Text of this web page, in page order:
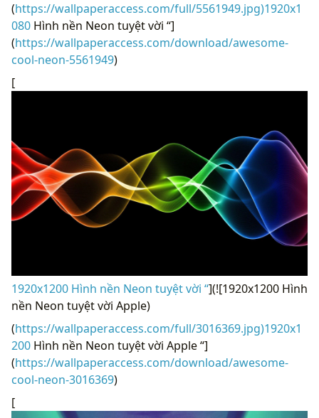
(https://wallpaperaccess.com/full/5561949.jpg)1920x1
080 Hình nền Neon tuyệt vời “]
(https://wallpaperaccess.com/download/awesome-
cool-neon-5561949)
[
1920x1200 Hình nền Neon tuyệt vời “](![1920x1200 Hình
nền Neon tuyệt vời Apple)
(https://wallpaperaccess.com/full/3016369.jpg)1920x1
200 Hình nền Neon tuyệt vời Apple “]
(https://wallpaperaccess.com/download/awesome-
cool-neon-3016369)
[